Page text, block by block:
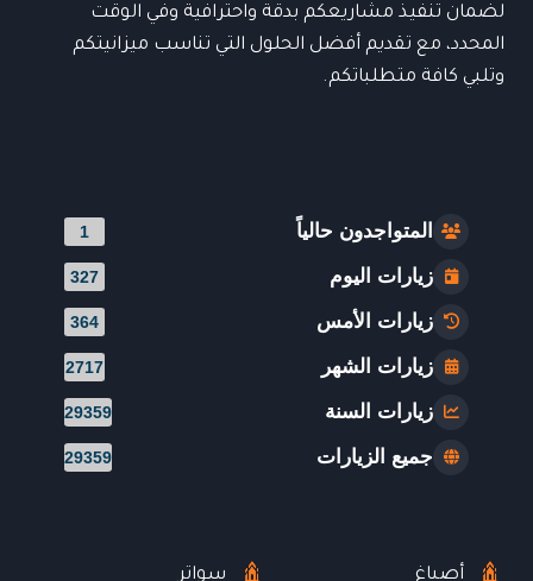
لضمان تنفيذ مشاريعكم بدقة واحترافية وفي الوقت
المحدد، مع تقديم أفضل الحلول التي تناسب ميزانيتكم
وتلبي كافة متطلباتكم.
المتواجدون حالياً 1
زيارات اليوم 327
زيارات الأمس 364
زيارات الشهر 2717
زيارات السنة 29359
جميع الزيارات 29359
أصباغ سواتر